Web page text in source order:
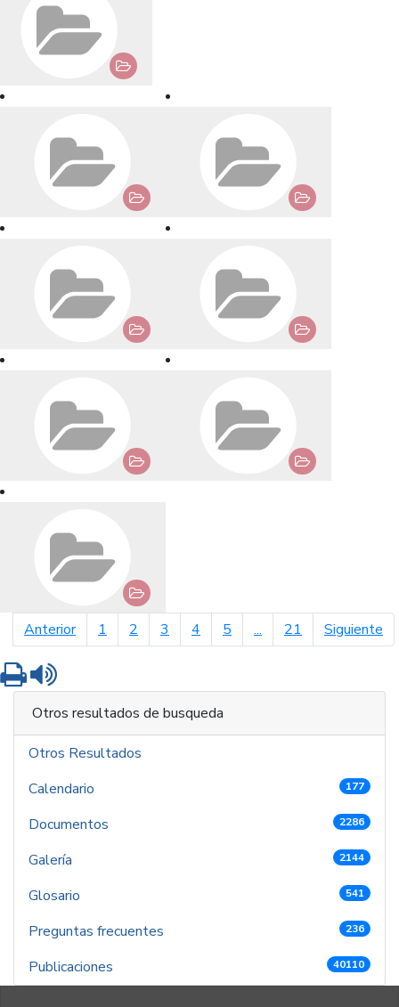
Anteriorpágina anterior
1 2 3 4 5 ... 21 Siguiente
Imprimir
Otros resultados de busqueda
Otros Resultados
Calendario
177
Documentos 2286
Galería 2144
Glosario 541
Preguntas frecuentes 236
Publicaciones 40110